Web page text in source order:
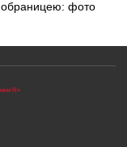
обраницею: фото
N»